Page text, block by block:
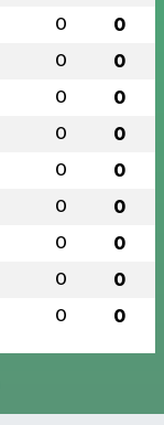
0 0
0 0
0 0
0 0
0 0
0 0
0 0
0 0
0 0